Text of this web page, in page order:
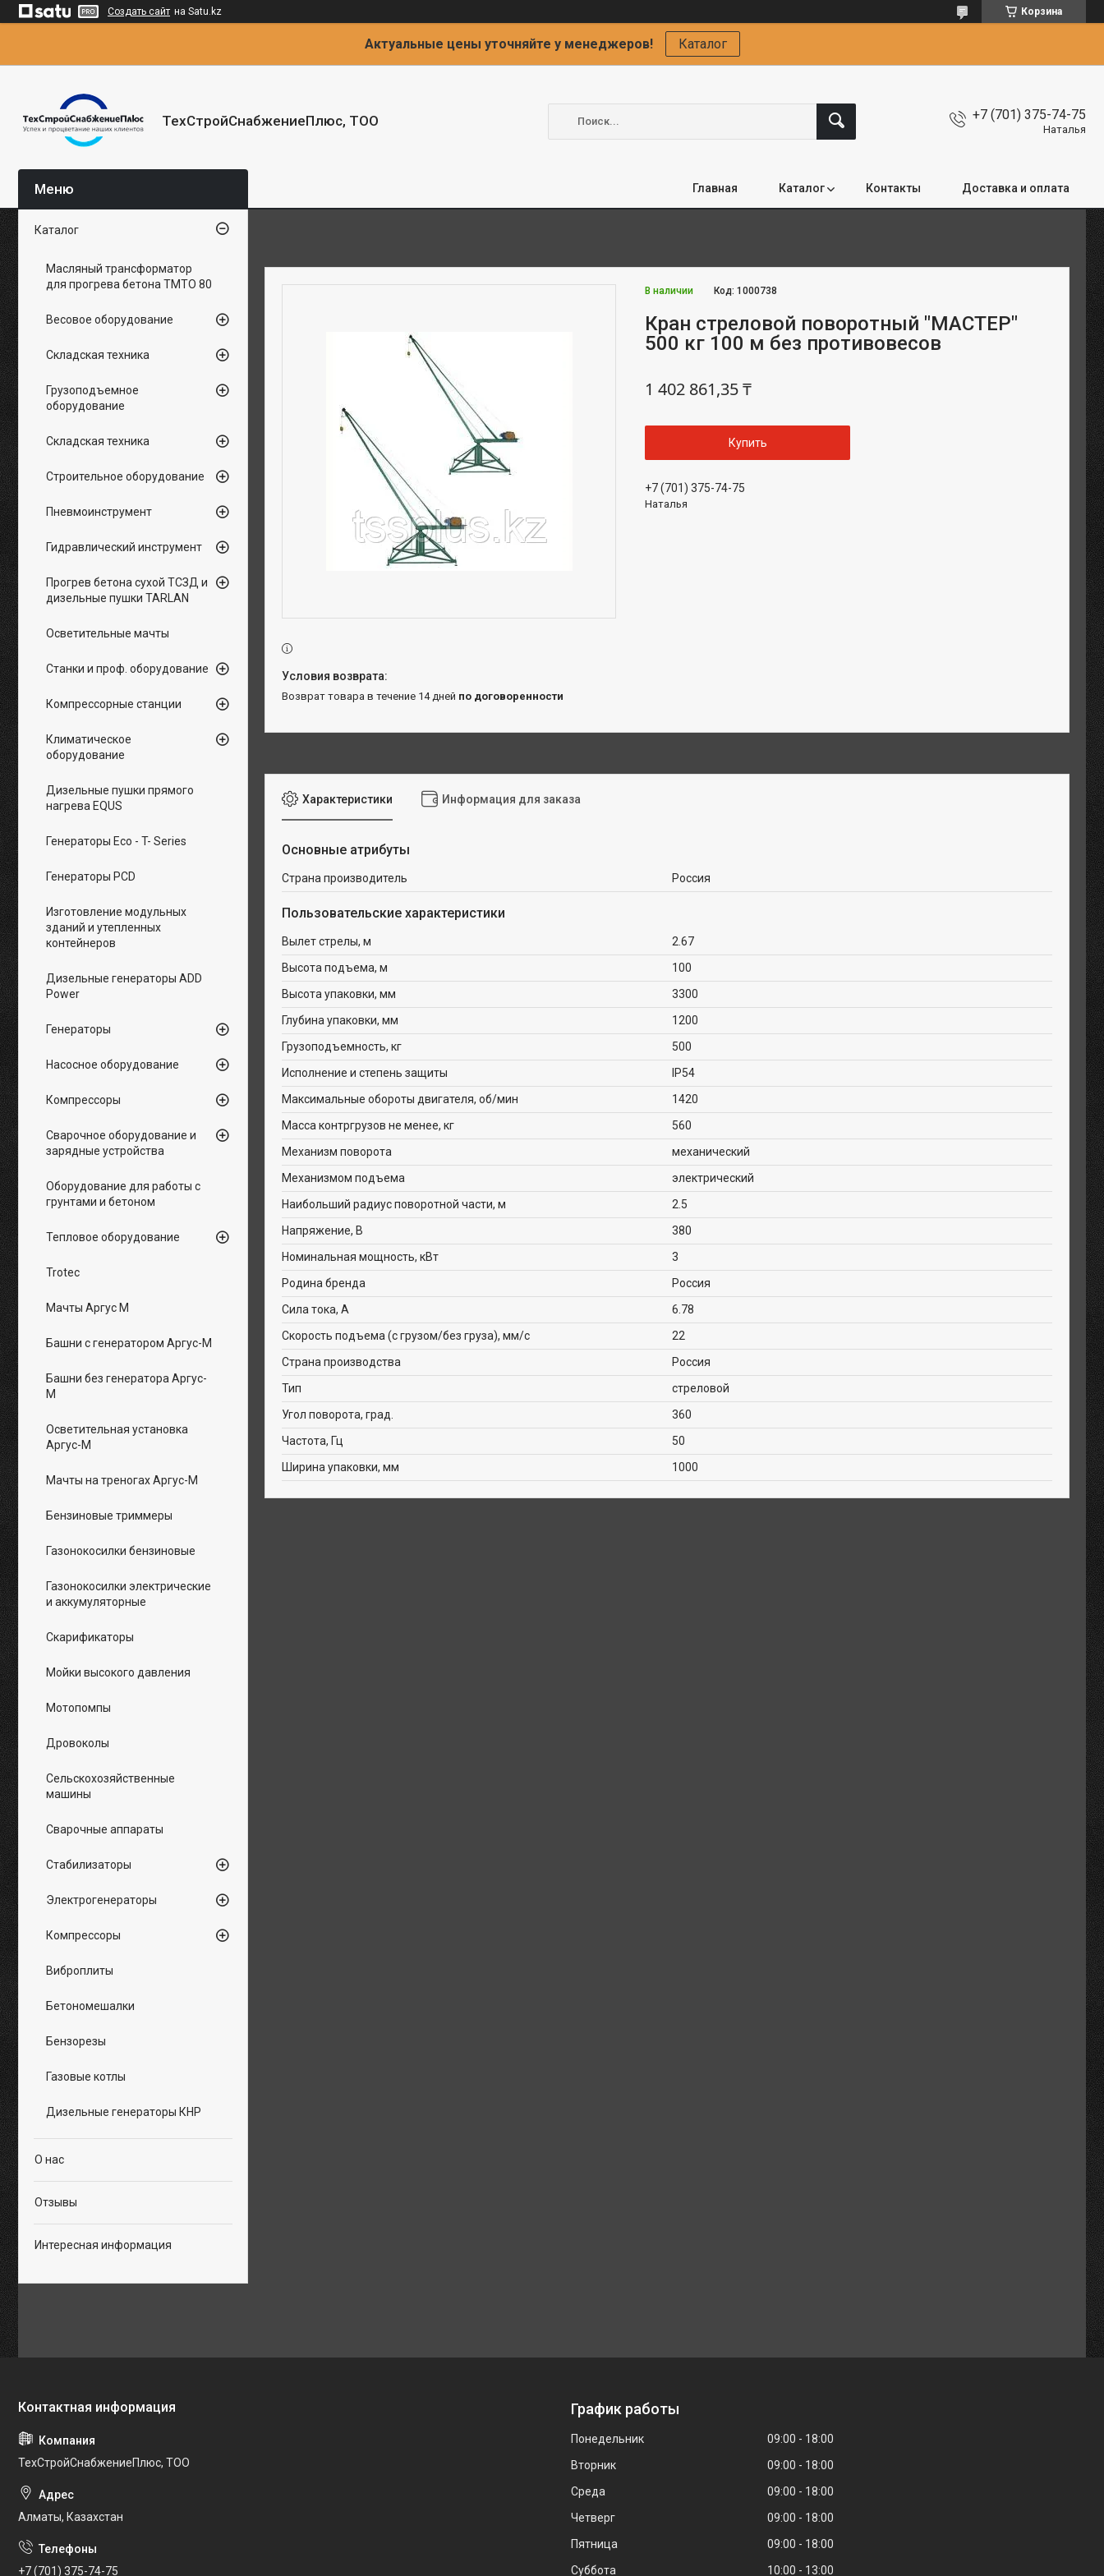
Создать сайт на Satu.kz Корзина
Актуальные цены уточняйте у менеджеров! Каталог
ТехСтройСнабжениеПлюс, ТОО +7 (701) 375-74-75
Наталья
Главная Каталог Контакты Доставка и оплата
В наличии Код:1000738
Кран стреловой поворотный "МАСТЕР"
500 кг 100 м без противовесов
1 402 861,35 ₸
Купить
+7 (701) 375-74-75
Наталья
возврат товара в течение 14 дней по договоренности
Характеристики Информация для заказа
Основные атрибуты
Страна производитель Россия
Пользовательские характеристики
Вылет стрелы, м
2.67
Высота подъема, м
100
Высота упаковки, мм
3300
Глубина упаковки, мм
1200
Грузоподъемность, кг
500
Исполнение и степень защиты
IP54
Максимальные обороты двигателя, об/мин
1420
Масса контргрузов не менее, кг
560
Механизм поворота
механический
Механизмом подъема
электрический
Наибольший радиус поворотной части, м
2.5
Напряжение, В
380
Номинальная мощность, кВт
3
Родина бренда
Россия
Сила тока, А
6.78
Скорость подъема (с грузом/без груза), мм/с
22
Страна производства
Россия
Тип
стреловой
Угол поворота, град.
360
Частота, Гц
50
Ширина упаковки, мм
1000
Каталог
Масляный трансформатор
для прогрева бетона ТМТО 80
Весовое оборудование
Складская техника
Грузоподъемное
оборудование
Складская техника
Строительное оборудование
Пневмоинструмент
Гидравлический инструмент
Прогрев бетона сухой ТСЗД и
дизельные пушки TARLAN
Осветительные мачты
Станки и проф. оборудование
Компрессорные станции
Климатическое
оборудование
Дизельные пушки прямого
нагрева EQUS
Генераторы Eco - T- Series
Генераторы PCD
Изготовление модульных
зданий и утепленных
контейнеров
Дизельные генераторы ADD
Power
Генераторы
Насосное оборудование
Компрессоры
Сварочное оборудование и
зарядные устройства
Оборудование для работы с
грунтами и бетоном
Тепловое оборудование
Trotec
Мачты Аргус М
Башни с генератором Аргус-М
Башни без генератора Аргус-
М
Осветительная установка
Аргус-М
Мачты на треногах Аргус-М
Бензиновые триммеры
Газонокосилки бензиновые
Газонокосилки электрические
и аккумуляторные
Скарификаторы
Мойки высокого давления
Мотопомпы
Дровоколы
Сельскохозяйственные
машины
Сварочные аппараты
Стабилизаторы
Электрогенераторы
Компрессоры
Виброплиты
Бетономешалки
Бензорезы
Газовые котлы
Дизельные генераторы КНР
О нас
Отзывы
Интересная информация
ТехСтройСнабжениеПлюс, ТОО
Алматы, Казахстан
+7 (701) 375-74-75
График работы
Понедельник 09:00
18:00
Вторник
09:00
18:00
Среда
09:00
18:00
Четверг
09:00
18:00
Пятница
09:00
18:00
Суббота
10:00 13:00